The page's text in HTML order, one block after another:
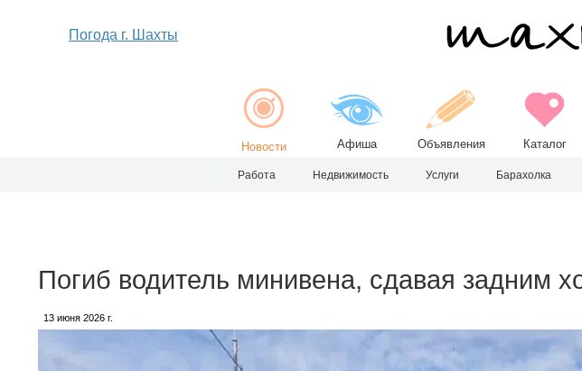
Погода г. Шахты
Новости Афиша Объявления Каталог
Работа Недвижимость Услуги Барахолка
Погиб водитель минивена, сдавая задним
13 июня 2026 г.